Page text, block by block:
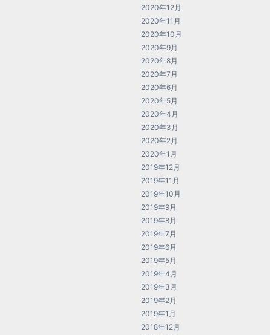
2020年12月
2020年11月
2020年10月
2020年9月
2020年8月
2020年7月
2020年6月
2020年5月
2020年4月
2020年3月
2020年2月
2020年1月
2019年12月
2019年11月
2019年10月
2019年9月
2019年8月
2019年7月
2019年6月
2019年5月
2019年4月
2019年3月
2019年2月
2019年1月
2018年12月